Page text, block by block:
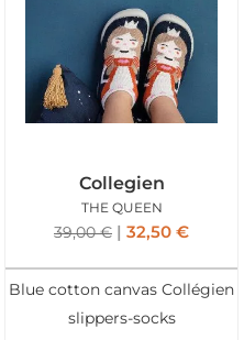
Collegien
THE QUEEN
39,00€ 32,50 €
Blue cotton canvas Collégien
slippers-socks